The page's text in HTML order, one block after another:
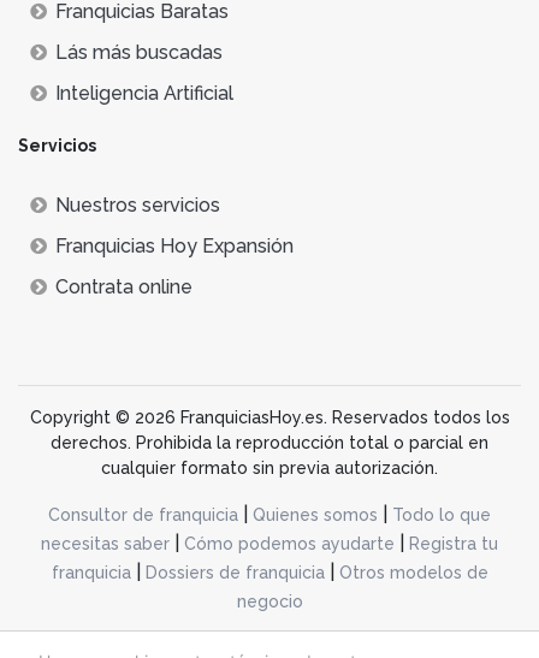
Franquicias Baratas
Lás más buscadas
Inteligencia Artificial
Servicios
Nuestros servicios
Franquicias Hoy Expansión
Contrata online
Copyright © 2026 FranquiciasHoy.es. Reservados todos los
derechos. Prohibida la reproducción total o parcial en
cualquier formato sin previa autorización.
Consultor de franquicia Quienes somos
Todo lo que
necesitas saber
Cómo podemos ayudarte
Registra tu
franquicia| Dossiers de franquicia|
Otros modelos de
negocio